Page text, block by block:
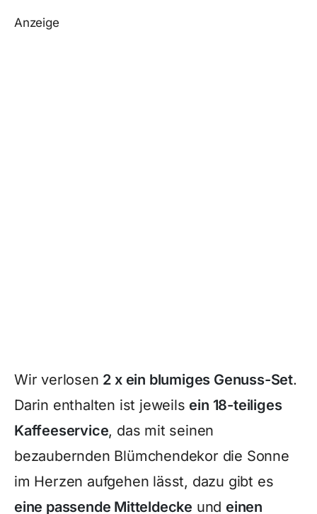
Anzeige
Wir verlosen 2 x ein blumiges Genuss-Set.
Darin enthalten ist jeweils ein 18-teiliges
Kaffeeservice, das mit seinen
bezaubernden Blümchendekor die Sonne
im Herzen aufgehen lässt, dazu gibt es
eine passende Mitteldecke und einen